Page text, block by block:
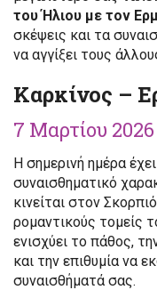
του Ήλιου με τον
σκέψεις και τα
να αγγίξει τους
Καρκίνος –
7 Μαρτίου 2026
Η σημερινή ημέρα
συναισθηματικό
κινείται στον
ρομαντικούς τομείς
ενισχύει το πάθος,
και την επιθυμία να
συναισθήματά σας.